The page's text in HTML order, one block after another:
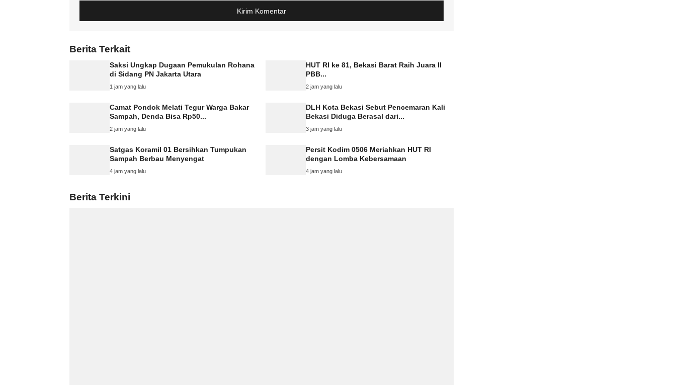
Berita Terkait
Saksi Ungkap Dugaan Pemukulan Rohana
di Sidang PN Jakarta Utara
1 jam yang lalu
HUT RI ke 81, Bekasi Barat Raih Juara II
PBB...
2 jam yang lalu
Camat Pondok Melati Tegur Warga Bakar
Sampah, Denda Bisa Rp50...
2 jam yang lalu
DLH Kota Bekasi Sebut Pencemaran Kali
Bekasi Diduga Berasal dari...
3 jam yang lalu
Satgas Koramil 01 Bersihkan Tumpukan
Sampah Berbau Menyengat
4 jam yang lalu
Persit Kodim 0506 Meriahkan HUT RI
dengan Lomba Kebersamaan
4 jam yang lalu
Berita Terkini